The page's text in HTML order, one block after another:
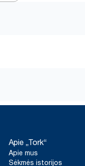
Apie „Tork“
Apie mus
Sėkmės istorijos